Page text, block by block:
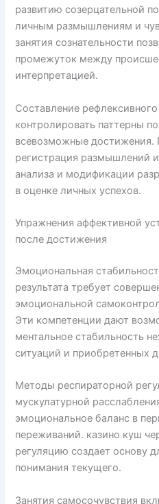
развитию созерцательной
личным размышлениям и
занятия сознательности
промежуток между
интерпретацией.
Составление
контролировать паттерны
всевозможные достижения.
регистрация размышлений
анализа и модификации
в оценке личных успехов.
Упражнения аффективной
после достижения
Эмоциональная
результата требует
эмоциональной
Эти компетенции дают
ментальное стабильность
ситуаций и приобретенных
Методы респираторной
мускулатурной
эмоциональное баланс в
переживаний. казино куш
регуляцию создает основу
понимания текущего.
Занятия самосочувствия